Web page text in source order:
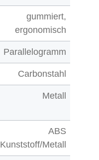
gummiert,
ergonomisch
Parallelogramm
Carbonstahl
Metall
ABS
Kunststoff/Metall